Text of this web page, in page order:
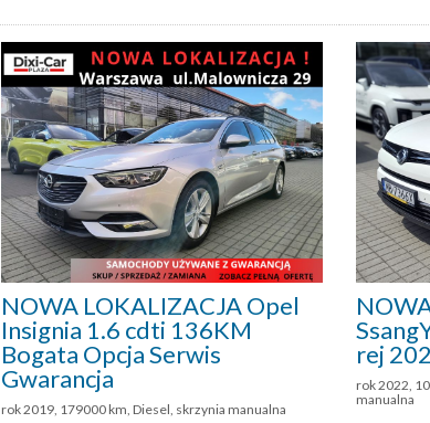
NOWA LOKALIZACJA Opel
Insignia 1.6 cdti 136KM
Bogata Opcja Serwis
Gwarancja
rok 2019, 179000 km, Diesel, skrzynia manualna
rej
rok 2022,
manualna